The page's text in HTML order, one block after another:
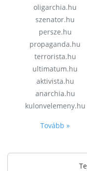
oligarchia.hu
szenator.hu
persze.hu
propaganda.hu
terrorista.hu
ultimatum.hu
aktivista.hu
anarchia.hu
kulonvelemeny.hu
Tovább »